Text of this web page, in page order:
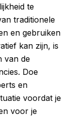
te
traditionele
en gebruiken
kan zijn, is
van de
Doe
en
voordat je
voor je